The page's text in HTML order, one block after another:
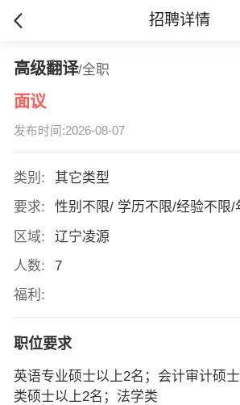
招聘详情
高级翻译/全职
面议
发布时间:2026-08-07
类别:
其它类型
要求:
性别不限/ 学历不限/经验不限/
区域:
辽宁凌源
人数:
7
福利:
职位要求
英语专业硕士以上2名；会计审计硕
类硕士以上2名；法学类